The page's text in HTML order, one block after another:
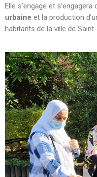
Elle s’engage et
urbaine et la production
habitants de la ville de